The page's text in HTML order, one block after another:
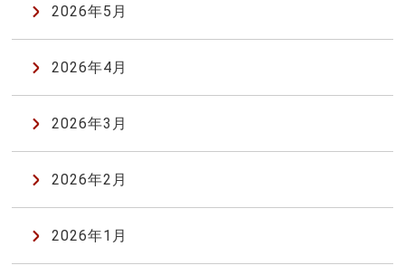
2026年5月
2026年4月
2026年3月
2026年2月
2026年1月